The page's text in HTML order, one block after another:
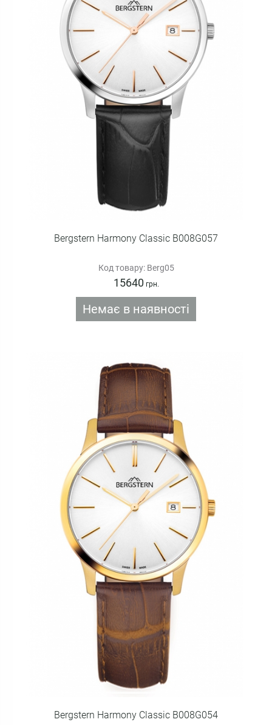
Bergstern Harmony Classic B008G057
Код товару: Berg05
15640 грн.
Немає в наявності
Bergstern Harmony Classic B008G054